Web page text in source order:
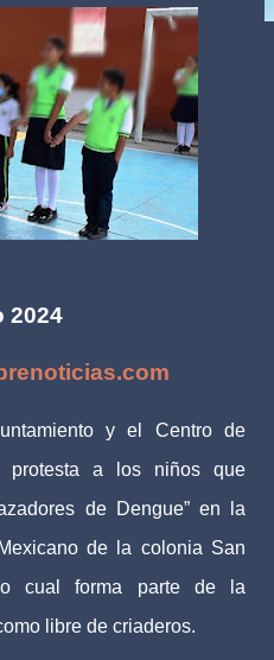
2024
y el Centro de
protesta a los niños que
de Dengue” en la
de la colonia San
cual forma parte de la
libre de criaderos.